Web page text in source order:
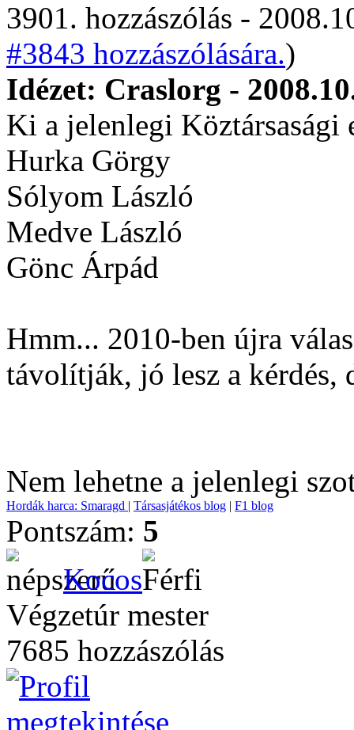
3901. hozzászólás -
#3843 hozzászólására.)
Idézet: Craslorg -
Ki a jelenlegi Köztársasági
Hurka Görgy
Sólyom László
Medve László
Gönc Árpád
Hmm... 2010-ben újra
távolítják, jó lesz a kérdés,
Nem lehetne a jelenlegi
Hordák harca: Smaragd | Társasjátékos blog | F1 blog
Pontszám: 5
Kocos
Végzetúr mester
7685 hozzászólás